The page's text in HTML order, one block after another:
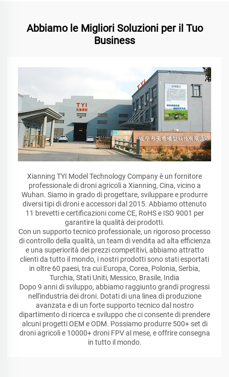
Abbiamo le Migliori Soluzioni per il Tuo
Business
Xianning TYI Model Technology Company è un fornitore
professionale di droni agricoli a Xianning, Cina, vicino a
Wuhan. Siamo in grado di progettare, sviluppare e produrre
diversi tipi di droni e accessori dal 2015. Abbiamo ottenuto
11 brevetti e certificazioni come CE, RoHS e ISO 9001 per
garantire la qualità dei prodotti.
Con un supporto tecnico professionale, un rigoroso processo
di controllo della qualità, un team di vendita ad alta efficienza
e una superiorità dei prezzi competitivi, abbiamo attratto
clienti da tutto il mondo, i nostri prodotti sono stati esportati
in oltre 60 paesi, tra cui Europa, Corea, Polonia, Serbia,
Turchia, Stati Uniti, Messico, Brasile, India
Dopo 9 anni di sviluppo, abbiamo raggiunto grandi progressi
nell'industria dei droni. Dotati di una linea di produzione
avanzata e di un forte supporto tecnico dal nostro
dipartimento di ricerca e sviluppo che ci consente di prendere
alcuni progetti OEM e ODM. Possiamo produrre 500+ set di
droni agricoli e 10000+ droni FPV al mese, e offrire consegna
in tutto il mondo.